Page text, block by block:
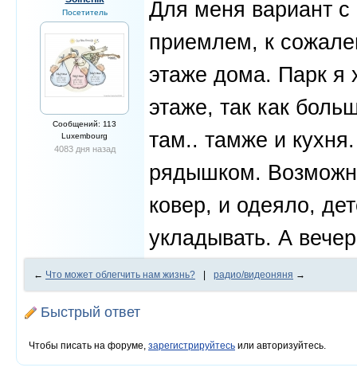
Посетитель
Сообщений: 113
Luxembourg
4083 дня назад
Для меня вариант с
приемлем, к
этаже дома. Парк я
этаже, так как
там.. тамже и
рядышком.
ковер, и одеяло,
укладывать. А
← Что может облегчить нам жизнь? радио/видеоняня →
Быстрый ответ
Чтобы писать на форуме, зарегистрируйтесь или авторизуйтесь.